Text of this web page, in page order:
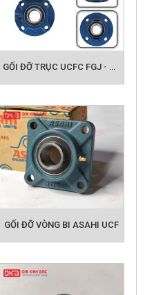
GỐI ĐỠ VÒNG BI ASAHI UCF